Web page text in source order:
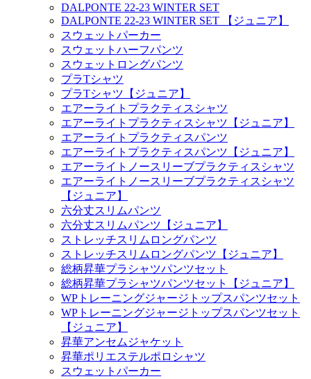
DALPONTE 22-23 WINTER SET
DALPONTE 22-23 WINTER SET 【ジュニア】
スウェットパーカー
スウェットハーフパンツ
スウェットロングパンツ
プラTシャツ
プラTシャツ【ジュニア】
エアーライトプラクティスシャツ
エアーライトプラクティスシャツ【ジュニア】
エアーライトプラクティスパンツ
エアーライトプラクティスパンツ【ジュニア】
エアーライトノースリーブプラクティスシャツ
エアーライトノースリーブプラクティスシャツ
【ジュニア】
六分丈スリムパンツ
六分丈スリムパンツ【ジュニア】
ストレッチスリムロングパンツ
ストレッチスリムロングパンツ【ジュニア】
総柄昇華プラシャツパンツセット
総柄昇華プラシャツパンツセット【ジュニア】
WPトレーニングジャージトップスパンツセット
WPトレーニングジャージトップスパンツセット
【ジュニア】
昇華アンセムジャケット
昇華ポリエステルポロシャツ
スウェットパーカー